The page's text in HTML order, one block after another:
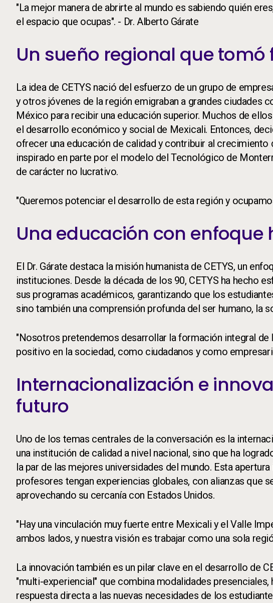
"La mejor manera de abrirte al mundo es sabiendo quién
el espacio que ocupas". - Dr. Alberto Gárate
Un sueño regional que tomó
La idea de CETYS nació del esfuerzo de un grupo de
y otros jóvenes de la región emigraban a grandes ciudades
México para recibir una educación superior. Muchos de
el desarrollo económico y social de Mexicali. Entonces,
ofrecer una educación de calidad y contribuir al crecimiento
inspirado en parte por el modelo del Tecnológico de
de carácter no lucrativo.
"Queremos potenciar el desarrollo de esta región y
Una educación con
El Dr. Gárate destaca la misión humanista de CETYS, un
instituciones. Desde la década de los 90, CETYS ha hecho
sus programas académicos, garantizando que los
sino también una comprensión profunda del ser humano, la
"Nosotros pretendemos desarrollar la formación integral de
positivo en la sociedad, como ciudadanos y como
Internacionalización e
futuro
Uno de los temas centrales de la conversación es la
una institución de calidad a nivel nacional, sino que ha
la par de las mejores universidades del mundo. Esta
profesores tengan experiencias globales, con alianzas que
aprovechando su cercanía con Estados Unidos.
"Hay una vinculación muy fuerte entre Mexicali y el Valle
ambos lados, y nuestra visión es trabajar como una sola
La innovación también es un pilar clave en el desarrollo de
"multi-experiencial" que combina modalidades
respuesta directa a las nuevas necesidades de los